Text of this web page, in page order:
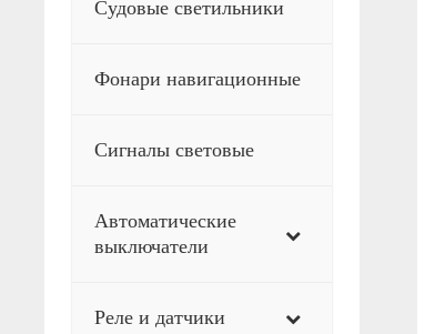
Судовые светильники
Фонари навигационные
Сигналы световые
Автоматические
выключатели
Реле и датчики